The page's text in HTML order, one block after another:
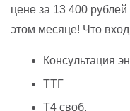
цене за 13 400
этом месяце! Что
Консультация
ТТГ
Т4 своб.